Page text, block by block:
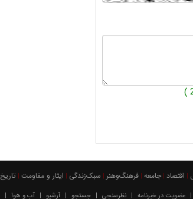
| اقتصاد | جامعه | فرهنگ‌و‌هنر | سبک‌زندگی | ایثار و مقاومت | تاریخ
| عضویت در خبرنامه | نظرسنجی | جستجو | آرشیو | آب و هوا |